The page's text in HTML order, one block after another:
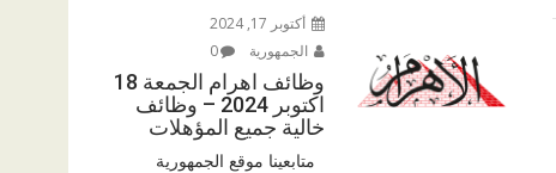
أكتوبر 17, 2024
الجمهورية
0
وظائف اهرام الجمعة 18
اكتوبر 2024 – وظائف
خالية جميع المؤهلات
متابعينا موقع الجمهورية